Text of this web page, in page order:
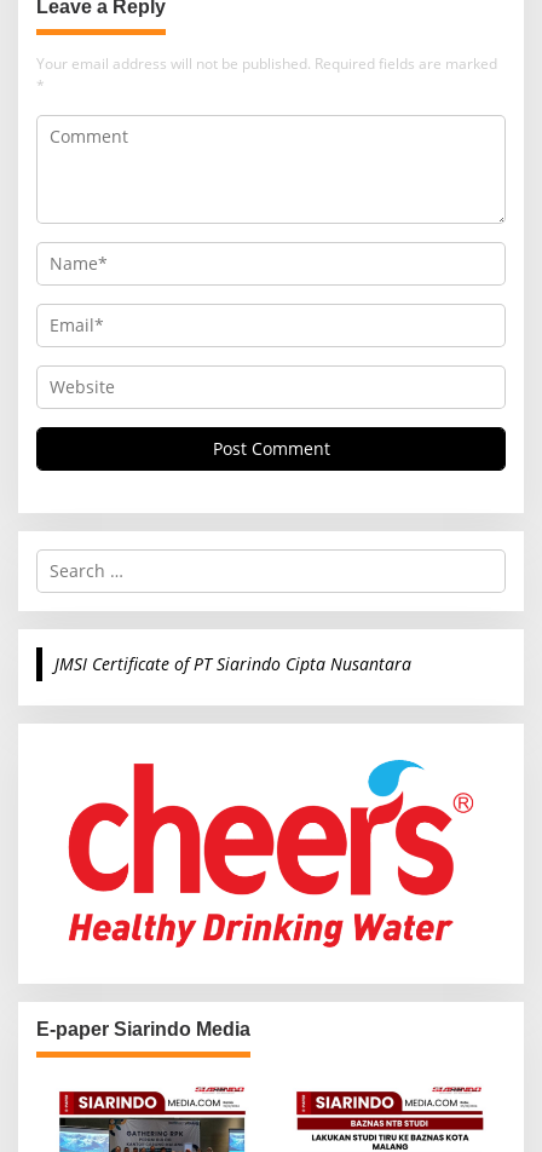
Leave a Reply
Your email address will not be published. Required fields are marked
*
S
r
c
o
JMSI Certificate of PT Siarindo Cipta Nusantara
E-paper Siarindo Media